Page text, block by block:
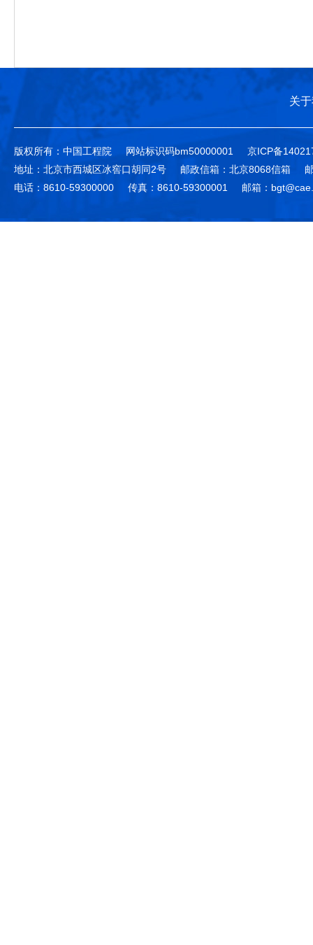
关
版权所有：中国工程院 网站标识码bm50000001
京ICP备
地址：北京市西城区冰窖口胡同2号
邮政信箱：北京8068信箱
电话：8610-59300000
传真：8610-59300001 邮箱：